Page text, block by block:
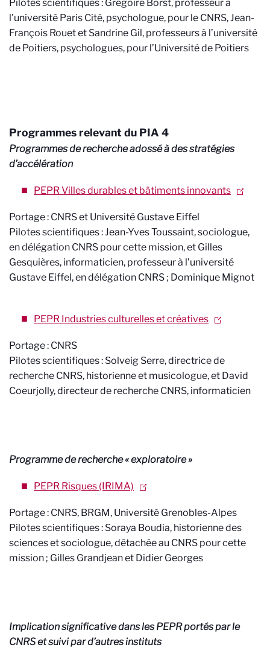
Pilotes scientifiques : Grégoire Borst, professeur à
l’université Paris Cité, psychologue, pour le CNRS, Jean-
François Rouet et Sandrine Gil, professeurs à l’université
de Poitiers, psychologues, pour l’Université de Poitiers
Programmes relevant du PIA 4
Programmes de recherche adossé à des stratégies
d’accélération
PEPR Villes durables et bâtiments innovants
Portage : CNRS et Université Gustave Eiffel
Pilotes scientifiques : Jean-Yves Toussaint, sociologue,
en délégation CNRS pour cette mission, et Gilles
Gesquières, informaticien, professeur à l’université
Gustave Eiffel, en délégation CNRS ; Dominique Mignot
PEPR Industries culturelles et créatives
Portage : CNRS
Pilotes scientifiques : Solveig Serre, directrice de
recherche CNRS, historienne et musicologue, et David
Coeurjolly, directeur de recherche CNRS, informaticien
Programme de recherche « exploratoire »
PEPR Risques (IRIMA)
Portage : CNRS, BRGM, Université Grenobles-Alpes
Pilotes scientifiques : Soraya Boudia, historienne des
sciences et sociologue, détachée au CNRS pour cette
mission ; Gilles Grandjean et Didier Georges
Implication significative dans les PEPR portés par le
CNRS et suivi par d’autres instituts